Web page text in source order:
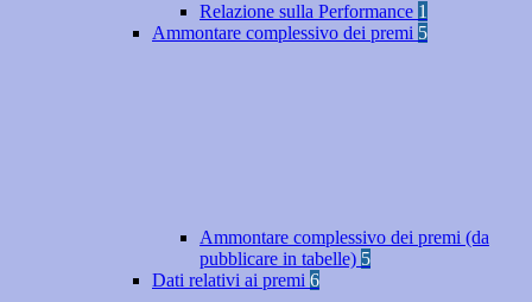
Relazione sulla Performance 1
Ammontare complessivo dei premi 5
Ammontare complessivo dei premi (da
pubblicare in tabelle) 5
Dati relativi ai premi 6